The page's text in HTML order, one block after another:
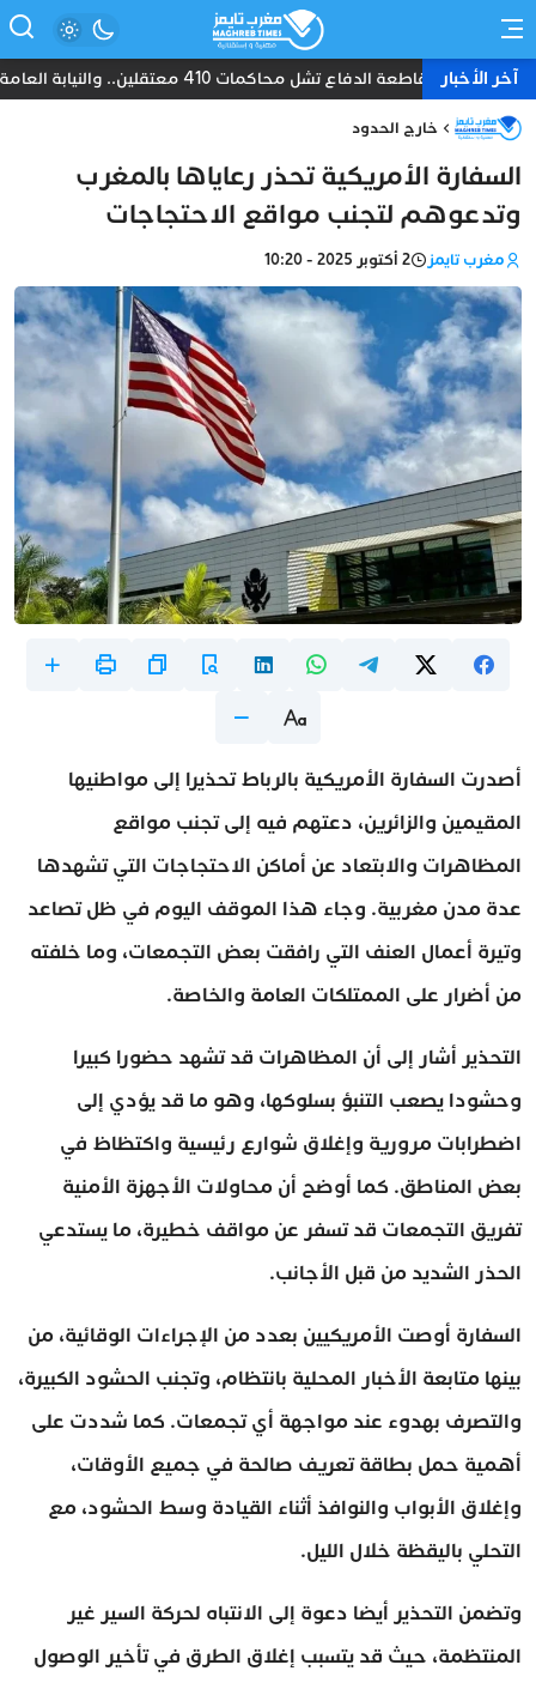
آخر الأخبارمقاطعة الدفاع تشل محاكمات 410 معتقلين.. والنيابة العامة تبحث عن حل قانوني
خارج الحدود
السفارة الأمريكية تحذر رعاياها بالمغرب
وتدعوهم لتجنب مواقع الاحتجاجات
مغرب تايمز 2 أكتوبر 2025 - 10:20
أصدرت السفارة الأمريكية بالرباط تحذيرا إلى مواطنيها
المقيمين والزائرين، دعتهم فيه إلى تجنب مواقع
المظاهرات والابتعاد عن أماكن الاحتجاجات التي تشهدها
عدة مدن مغربية. وجاء هذا الموقف اليوم في ظل تصاعد
وتيرة أعمال العنف التي رافقت بعض التجمعات، وما خلفته
من أضرار على الممتلكات العامة والخاصة.
التحذير أشار إلى أن المظاهرات قد تشهد حضورا كبيرا
وحشودا يصعب التنبؤ بسلوكها، وهو ما قد يؤدي إلى
اضطرابات مرورية وإغلاق شوارع رئيسية واكتظاظ في
بعض المناطق. كما أوضح أن محاولات الأجهزة الأمنية
تفريق التجمعات قد تسفر عن مواقف خطيرة، ما يستدعي
الحذر الشديد من قبل الأجانب.
السفارة أوصت الأمريكيين بعدد من الإجراءات الوقائية، من
بينها متابعة الأخبار المحلية بانتظام، وتجنب الحشود الكبيرة،
والتصرف بهدوء عند مواجهة أي تجمعات. كما شددت على
أهمية حمل بطاقة تعريف صالحة في جميع الأوقات،
وإغلاق الأبواب والنوافذ أثناء القيادة وسط الحشود، مع
التحلي باليقظة خلال الليل.
وتضمن التحذير أيضا دعوة إلى الانتباه لحركة السير غير
المنتظمة، حيث قد يتسبب إغلاق الطرق في تأخير الوصول